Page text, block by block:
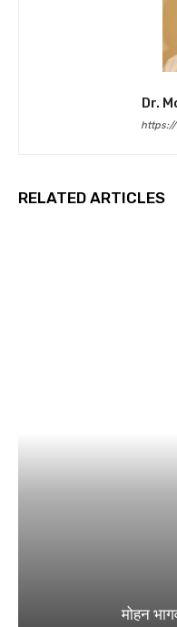
Dr.
https://
RELATED ARTICLES
मोहन